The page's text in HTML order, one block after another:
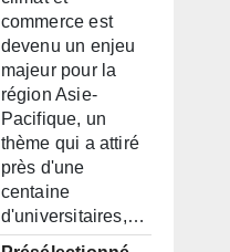
commerce est
devenu un enjeu
majeur pour la
région Asie-
Pacifique, un
thème qui a attiré
près d'une
centaine
d'universitaires,…